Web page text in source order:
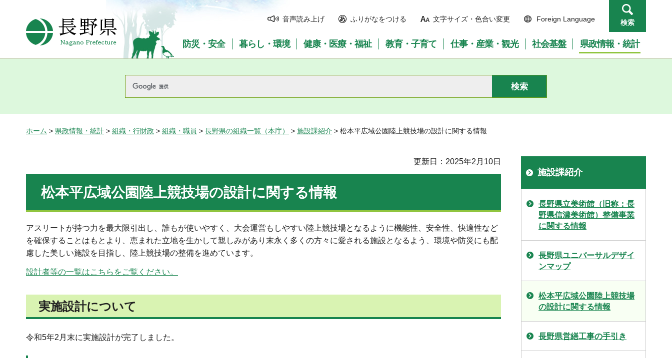
長野県Nagano Prefecture
音声読み上げ ふりがなをつける 文字サイズ・色合い変更 Foreign Language 検索
防災・安全 暮らし・環境 健康・医療・福祉 教育・子育て 仕事・産業・観光 社会基盤 県政情報・統計
ホーム > 県政情報・統計 > 組織・行財政 > 組織・職員 > 長野県の組織一覧（本庁） > 施設課紹介 > 松本平広域公園陸上競技場の設計に関する情報
更新日：2025年2月10日
松本平広域公園陸上競技場の設計に関する情報
アスリートが持つ力を最大限引出し、誰もが使いやすく、大会運営もしやすい陸上競技場となるように機能性、安全性、快適性など
を確保することはもとより、恵まれた立地を生かして親しみがあり末永く多くの方々に愛される施設となるよう、環境や防災にも配
慮した美しい施設を目指し、陸上競技場の整備を進めています。
設計者等の一覧はこちらをご覧ください。
実施設計について
令和5年2月末に実施設計が完了しました。
施設課紹介
長野県立美術館（旧称：長
野県信濃美術館）整備事業
に関する情報
長野県ユニバーサルデザイ
ンマップ
松本平広域公園陸上競技場
の設計に関する情報
長野県営繕工事の手引き